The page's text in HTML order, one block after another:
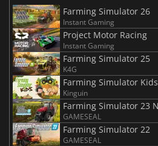
Farming Simulator 26
Instant Gaming
Project Motor Racing
Instant Gaming
Farming Simulator 25
K4G
Farming Simulator Kids
Kinguin
GAMESEAL
Farming Simulator 22
GAMESEAL